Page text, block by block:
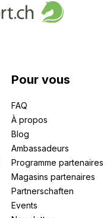
Pour vous
FAQ
À propos
Blog
Ambassadeurs
Programme partenaires
Magasins partenaires
Partnerschaften
Events